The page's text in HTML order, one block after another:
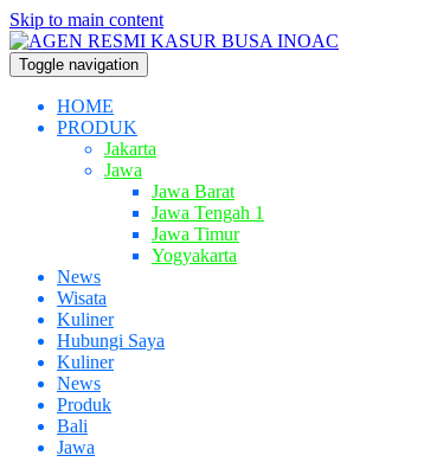
Skip to main content
Toggle navigation
HOME
PRODUK
Jakarta
Jawa
Jawa Barat
Jawa Tengah 1
Jawa Timur
Yogyakarta
News
Wisata
Kuliner
Hubungi Saya
Kuliner
News
Produk
Bali
Jawa